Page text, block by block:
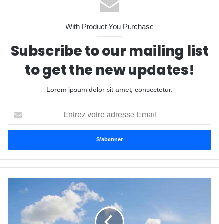
With Product You Purchase
Subscribe to our mailing list
to get the new updates!
Lorem ipsum dolor sit amet, consectetur.
votre
adresse